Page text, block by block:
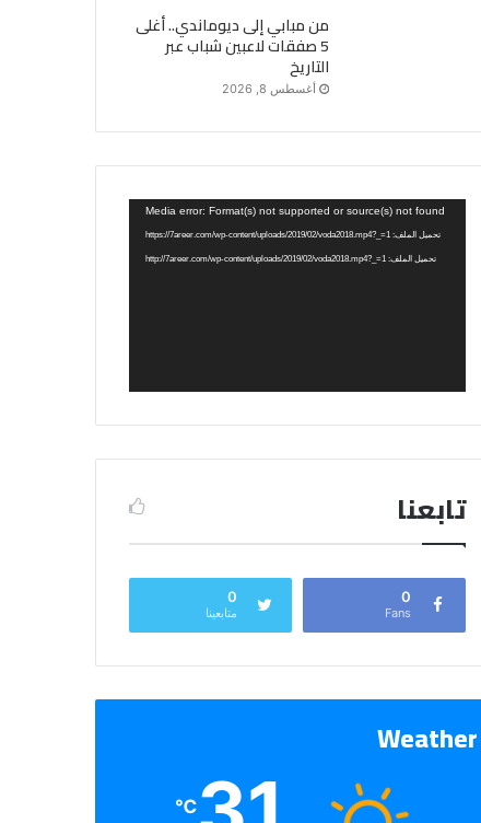
من مبابي إلى ديوماندي.. أغلى
5 صفقات لاعبين شباب عبر
التاريخ
أغسطس 8, 2026
مشغل
الفيديو
Media error: Format(s) not supported or source(s) not found
تحميل الملف: https://7areer.com/wp-content/uploads/2019/02/voda2018.mp4?_=1
تحميل الملف: http://7areer.com/wp-content/uploads/2019/02/voda2018.mp4?_=1
تابعنا
0
Fans
0
متابعينا
Weather
℃